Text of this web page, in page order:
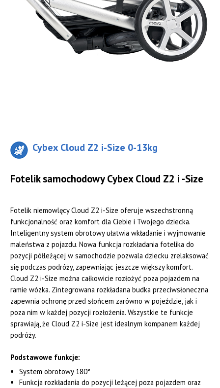
Cybex Cloud Z2 i-Size 0-13kg
Fotelik samochodowy Cybex Cloud Z2 i -Size
Fotelik niemowlęcy Cloud Z2 i-Size oferuje wszechstronną
funkcjonalność oraz komfort dla Ciebie i Twojego dziecka.
Inteligentny system obrotowy ułatwia wkładanie i wyjmowanie
maleństwa z pojazdu. Nowa funkcja rozkładania fotelika do
pozycji półleżącej w samochodzie pozwala dziecku zrelaksować
się podczas podróży, zapewniając jeszcze większy komfort.
Cloud Z2 i-Size można całkowicie rozłożyć poza pojazdem na
ramie wózka. Zintegrowana rozkładana budka przeciwsłoneczna
zapewnia ochronę przed słońcem zarówno w pojeździe, jak i
poza nim w każdej pozycji rozłożenia. Wszystkie te funkcje
sprawiają, że Cloud Z2 i-Size jest idealnym kompanem każdej
podróży.
Podstawowe funkcje:
System obrotowy 180°
Funkcja rozkładania do pozycji leżącej poza pojazdem oraz